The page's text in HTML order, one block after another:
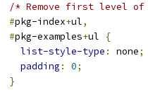
/* Remove first level
#pkg-index+ul,
#pkg-examples+ul
{
list-style-type : none;
padding : 0;
}